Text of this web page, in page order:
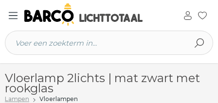
hoofdinhoud
Vloerlamp 2lichts | mat zwart met
rookglas
Lampen Vloerlampen